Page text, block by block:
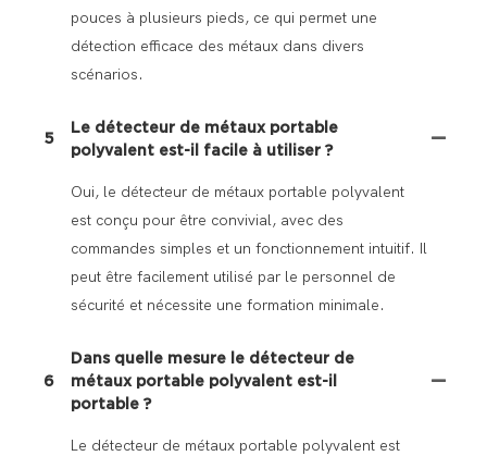
pouces à plusieurs pieds, ce qui permet une
détection efficace des métaux dans divers
scénarios.
5
Le détecteur de métaux portable
polyvalent est-il facile à utiliser ?
Oui, le détecteur de métaux portable polyvalent
est conçu pour être convivial, avec des
commandes simples et un fonctionnement intuitif. Il
peut être facilement utilisé par le personnel de
sécurité et nécessite une formation minimale.
6
Dans quelle mesure le détecteur de
métaux portable polyvalent est-il
portable ?
Le détecteur de métaux portable polyvalent est